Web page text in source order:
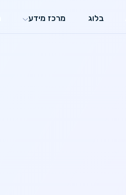
בלוג מרכז מידע